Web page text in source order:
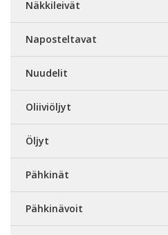
Näkkileivät
Naposteltavat
Nuudelit
Oliiviöljyt
Öljyt
Pähkinät
Pähkinävoit